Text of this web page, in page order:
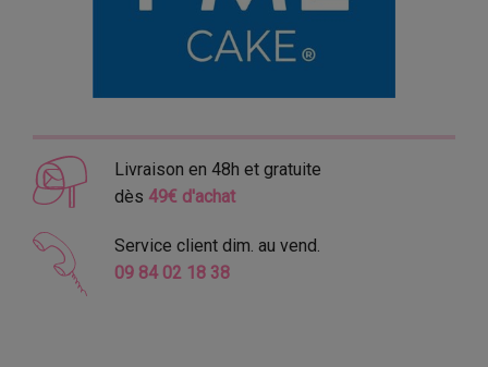
Livraison en 48h et gratuite
dès 49€ d'achat
Service client dim. au vend.
09 84 02 18 38